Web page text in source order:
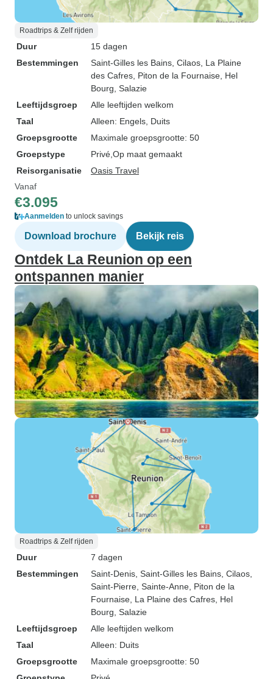
Roadtrips & Zelf rijden
Duur
15 dagen
Bestemmingen
Saint-Gilles les Bains , Cilaos , La Plaine
des Cafres , Piton de la Fournaise , Hel
Bourg , Salazie
Leeftijdsgroep
Alle leeftijden welkom
Taal
Alleen: Engels, Duits
Groepsgrootte
Maximale groepsgrootte: 50
Groepstype
Privé Op maat gemaakt
Reisorganisatie
Oasis Travel
Vanaf
€3.095
Aanmelden to unlock savings
Download brochure Bekijk reis
Ontdek La Reunion op een
ontspannen manier
Roadtrips & Zelf rijden
Duur
7 dagen
Bestemmingen
Saint-Denis , Saint-Gilles les Bains , Cilaos
Saint-Pierre , Sainte-Anne , Piton de la
Fournaise , La Plaine des Cafres , Hel
Bourg , Salazie
Leeftijdsgroep
Alle leeftijden welkom
Taal
Alleen: Duits
Groepsgrootte
Maximale groepsgrootte: 50